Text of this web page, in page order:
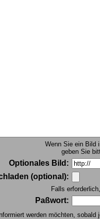
Wenn Sie ein Bild
geben Sie
Optionales Bild:
(optional):
Falls
Paßwort:
werden möchten,